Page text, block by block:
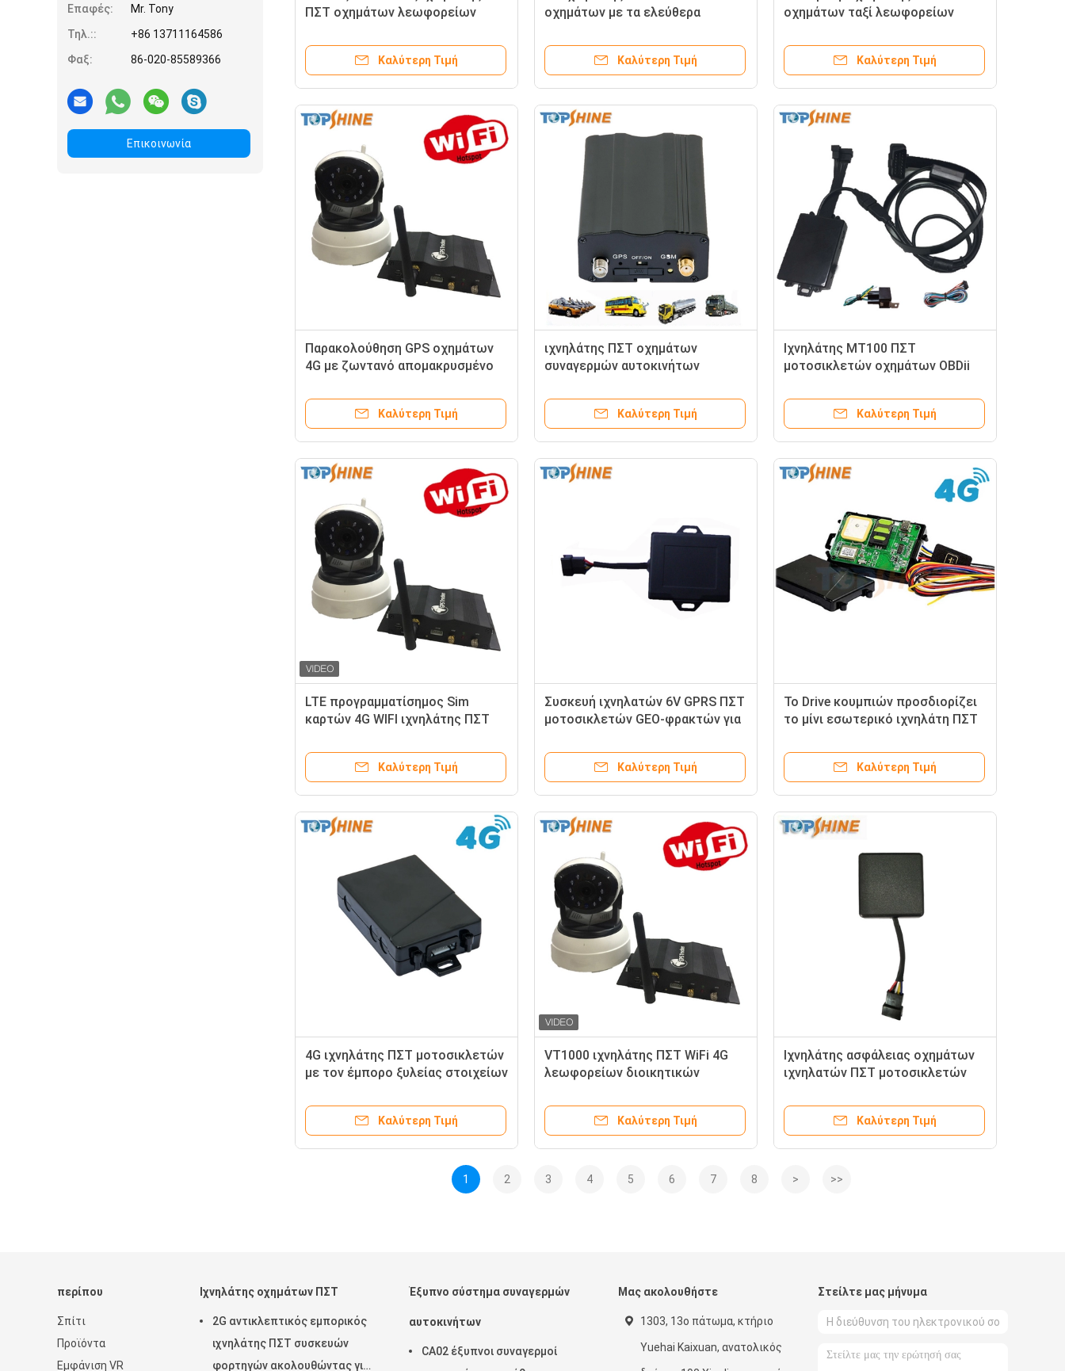
Επαφές:
Mr. Tony
Τηλ.::
+86 13711164586
Φαξ:
86-020-85589366
Επικοινωνία
ΠΣΤ οχημάτων λεωφορείων
έξυπνο συναγερμό αυτοκινήτων
Bluetooth αντικλεπτικό
Καλύτερη Τιμή
οχημάτων με τα ελεύθερα
καρτών της Τ-Mobile SIM
Καλύτερη Τιμή
οχημάτων ταξί λεωφορείων
κάρτα καμερών SD συναγερμών
αυτοκινήτων RFIDΚαλύτερη Τιμή
Παρακολούθηση GPS οχημάτων
4G με ζωντανό απομακρυσμένο
καναλιού
Καλύτερη Τιμή
ιχνηλάτης ΠΣΤ οχημάτων
συναγερμών αυτοκινήτων
μηνιαία αμοιβή
Καλύτερη Τιμή
Ιχνηλάτης MT100 ΠΣΤ
μοτοσικλετών οχημάτων OBDii
Καλύτερη Τιμή
LTE προγραμματίσημος Sim
καρτών 4G WIFI ιχνηλάτης ΠΣΤ
ακολουθώντας με τη κάμερα
Καλύτερη Τιμή
Συσκευή ιχνηλατών 6V GPRS ΠΣΤ
μοτοσικλετών GEO-φρακτών για
Καλύτερη Τιμή
Το Drive κουμπιών προσδιορίζει
το μίνι εσωτερικό ιχνηλάτη ΠΣΤ
Καλύτερη Τιμή
4G ιχνηλάτης ΠΣΤ μοτοσικλετών
με τον έμπορο ξυλείας στοιχείων
Καλύτερη Τιμή
VT1000 ιχνηλάτης ΠΣΤ WiFi 4G
λεωφορείων διοικητικών
καμερών 360 βαθμού
Καλύτερη Τιμή
Ιχνηλάτης ασφάλειας οχημάτων
ιχνηλατών ΠΣΤ μοτοσικλετών
ελεύθερο ακολουθώντας
σύστημα
Καλύτερη Τιμή
1 2 3 4 5 6 7 8 > >>
περίπου
Σπίτι
Προϊόντα
Εμφάνιση VR
Ιχνηλάτης οχημάτων ΠΣΤ
2G αντικλεπτικός εμπορικός
ιχνηλάτης ΠΣΤ συσκευών
φορτηγών ακολουθώντας για
Έξυπνο σύστημα συναγερμών
αυτοκινήτων
CA02 έξυπνοι συναγερμοί
Μας ακολουθήστε
1303, 13ο πάτωμα, κτήριο
Yuehai Kaixuan, ανατολικός
Στείλτε μας μήνυμα